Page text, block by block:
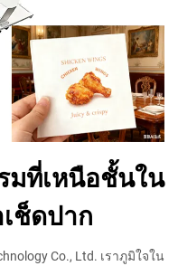
ที่เหนือชั้นใน
ช็ดปาก
Co., Ltd. เราภูมิใจใน